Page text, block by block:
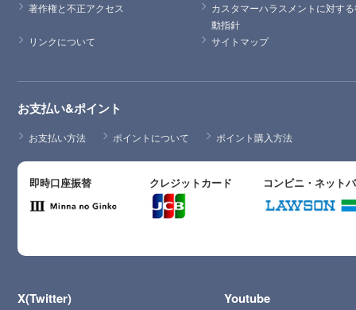
著作権と不正アクセス
カスタマーハラスメントに対す
動指針
リンクについて
サイトマップ
お支払い&ポイント
お支払い方法 ポイントについて ポイント購入方法
即時口座振替 クレジットカード コンビニ・ネット
X(Twitter) Youtube